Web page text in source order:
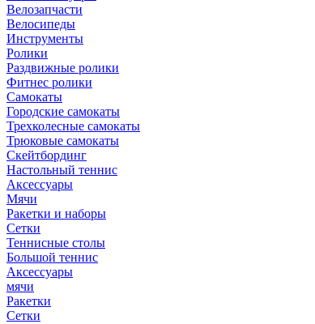
Велозапчасти
Велосипеды
Инструменты
Ролики
Раздвижные ролики
Фитнес ролики
Самокаты
Городские самокаты
Трехколесные самокаты
Трюковые самокаты
Скейтбординг
Настольный теннис
Аксессуары
Мячи
Ракетки и наборы
Сетки
Теннисные столы
Большой теннис
Аксессуары
мячи
Ракетки
Сетки